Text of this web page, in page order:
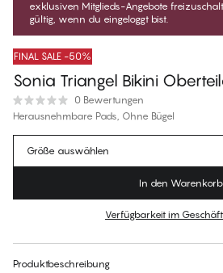
exklusiven Mitglieds-Angebote
gültig, wenn du eingeloggt bist.
FINAL SALE -50%
Sonia Triangel Bikini
0 Bewertungen
Herausnehmbare Pads, Ohne Bügel
€46.95Regulärer Preis
Für diesen Artikel gibt es keine
Größe auswählen
In den Warenkorb
Verfügbarkeit im
Produktbeschreibung